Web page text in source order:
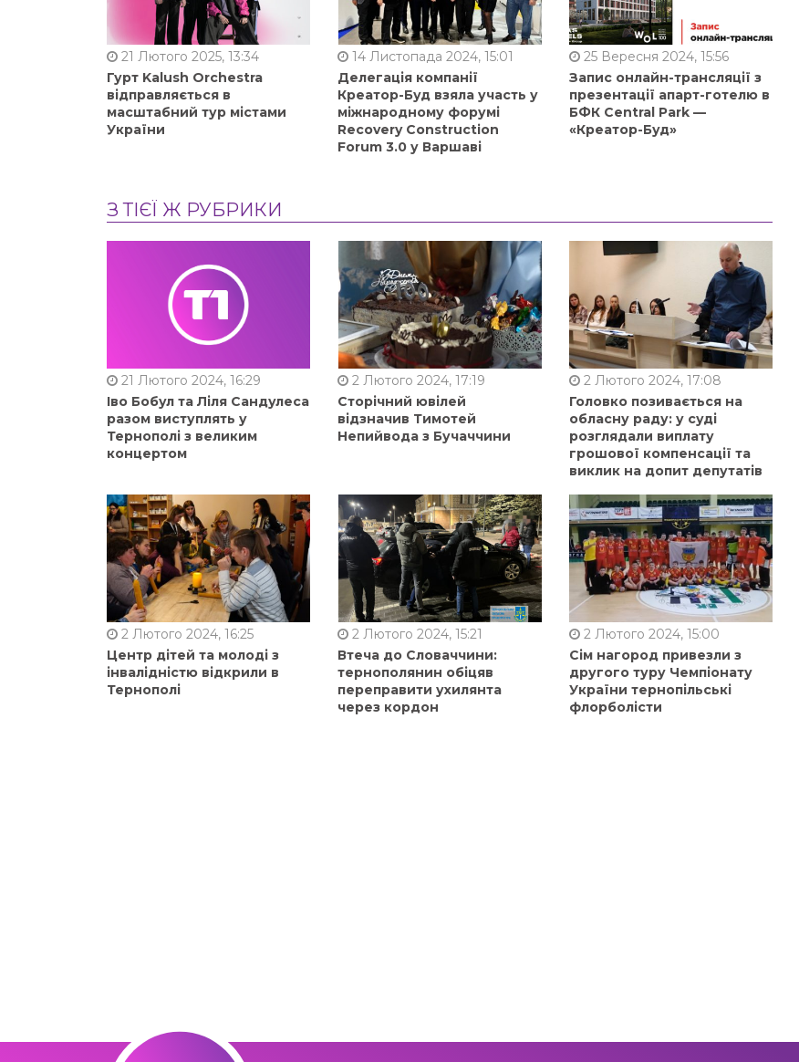
21 Лютого 2025, 13:34
Гурт Kalush Orchestra
відправляється в
масштабний тур містами
України
14 Листопада 2024, 15:01
Делегація компанії
Креатор-Буд взяла участь у
міжнародному форумі
Recovery Construction
Forum 3.0 у Варшаві
25 Вересня 2024, 15:56
Запис онлайн-трансляції з
презентації апарт-готелю в
БФК Central Park —
«Креатор-Буд»
З ТІЄЇ Ж РУБРИКИ
21 Лютого 2024, 16:29
Іво Бобул та Ліля Сандулеса
разом виступлять у
Тернополі з великим
концертом
2 Лютого 2024, 17:19
Сторічний ювілей
відзначив Тимотей
Непийвода з Бучаччини
2 Лютого 2024, 17:08
Головко позивається на
обласну раду: у суді
розглядали виплату
грошової компенсації та
виклик на допит депутатів
2 Лютого 2024, 16:25
Центр дітей та молоді з
інвалідністю відкрили в
Тернополі
2 Лютого 2024, 15:21
Втеча до Словаччини:
тернополянин обіцяв
переправити ухилянта
через кордон
2 Лютого 2024, 15:00
Сім нагород привезли з
другого туру Чемпіонату
України тернопільські
флорболісти